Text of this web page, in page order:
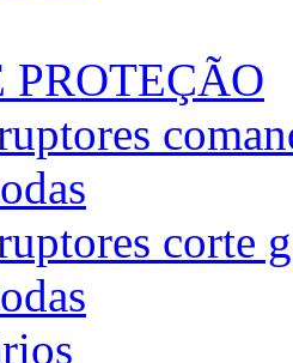
PROTEÇÃO
corte